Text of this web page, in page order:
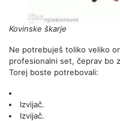
Kovinske škarje
Ne potrebuješ toliko veliko
profesionalni set, čeprav bo
Torej boste potrebovali:
Izvijač.
Izvijač.